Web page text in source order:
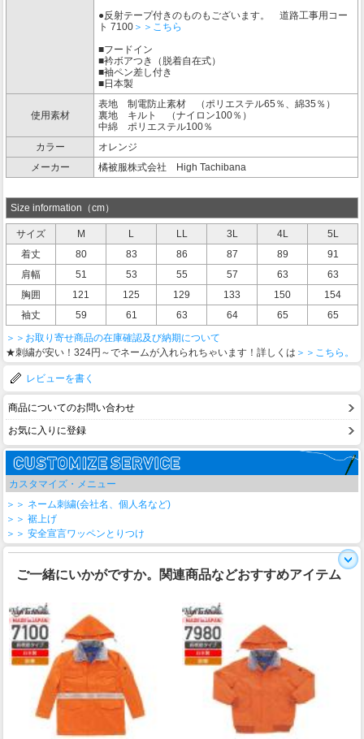
●反射テープ付きのものもございます。 道路工事用コー
ト 7100 ＞＞こちら
■フードイン
■衿ボアつき（脱着自在式）
■袖ペン差し付き
■日本製
使用素材
表地 制電防止素材 （ポリエステル65％、綿35％）
裏地 キルト （ナイロン100％）
中綿 ポリエステル100％
カラー
オレンジ
メーカー
橘被服株式会社 High Tachibana
Size information（cm）
サイズ M L LL 3L 4L
5L
着丈
80 83 86 87 89
91
肩幅
51 53 55 57 63
63
胸囲
121 125 129 133 150
154
袖丈
59 61 63 64 65
65
＞＞お取り寄せ商品の在庫確認及び納期について
★刺繍が安い！324円～でネームが入れられちゃいます！詳しくは ＞＞こちら。
レビューを書く
商品についてのお問い合わせ
お気に入りに登録
カスタマイズ・メニュー
＞＞ ネーム刺繍(会社名、個人名など)
＞＞ 裾上げ
＞＞ 安全宣言ワッペンとりつけ
ご一緒にいかがですか。関連商品などおすすめアイテム